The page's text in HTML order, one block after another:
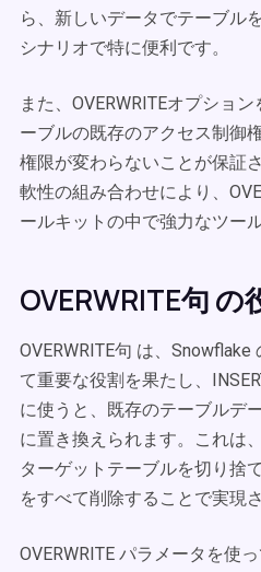
ら、新しいデータでテーブル
シナリオで特に便利です。
また、OVERWRITEオプショ
ーブルの既存のアクセス制御
権限が変わらないことが保証
軟性の組み合わせにより、
ールキットの中で強力なツー
OVERWRITE句 の
OVERWRITE句 は、
て重要な役割を果たし、
に使うと、既存のテーブルデ
に置き換えられます。これは
ターゲットテーブルを切り捨
をすべて削除することで実現
OVERWRITE パラメータを使